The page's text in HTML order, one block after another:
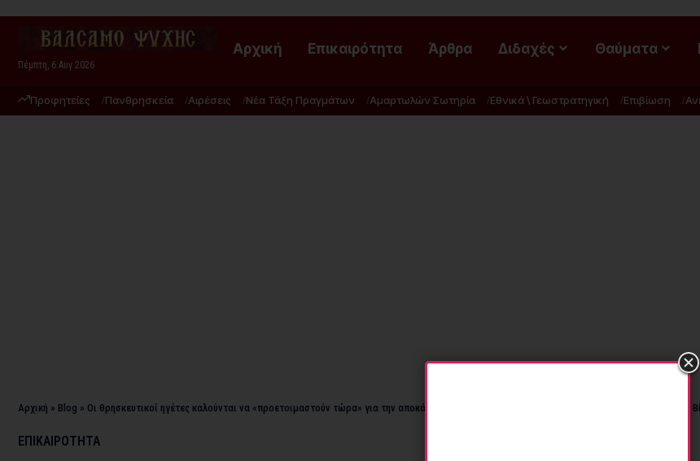
Πέμπτη, 6 Αυγ 2026
Αρχική Επικαιρότητα Άρθρα Διδαχές Θαύματα
Προφητείες Πανθρησκεία Αιρέσεις Νέα Τάξη Πραγμάτων Αμαρτωλών Σωτηρία Εθνικά \ Γεωστρατηγική Επιβίωση
Αρχική » Blog » Οι θρησκευτικοί ηγέτες καλούνται να «προετοιμαστούν τώρα» για την αποκάλυψη UFO που θα οδηγήσει σε αποκαλύψεις που αλλάζουν τη
ΕΠΙΚΑΙΡΟΤΗΤΑ